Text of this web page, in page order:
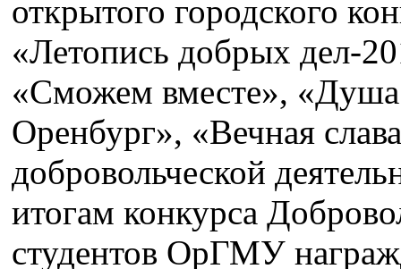
открытого городского
«Летопись добрых дел-
«Сможем вместе»,
Оренбург», «Вечная
добровольческой
итогам конкурса
студентов ОрГМУ